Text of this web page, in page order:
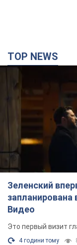
TOP NEWS
Зеленский
запланирована
Видео
Это первый визит
4 години тому